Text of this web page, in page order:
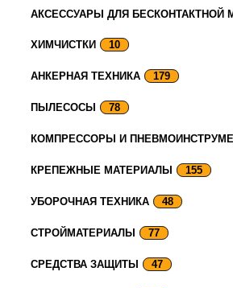
АКСЕССУАРЫ ДЛЯ БЕСКОНТАКТНОЙ
ХИМЧИСТКИ 10
АНКЕРНАЯ ТЕХНИКА 179
ПЫЛЕСОСЫ 78
КОМПРЕССОРЫ И
КРЕПЕЖНЫЕ МАТЕРИАЛЫ 155
УБОРОЧНАЯ ТЕХНИКА 48
СТРОЙМАТЕРИАЛЫ 77
СРЕДСТВА ЗАЩИТЫ 47